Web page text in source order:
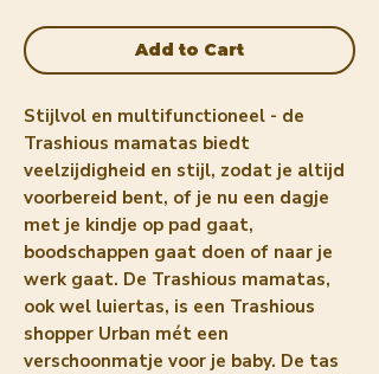
Add to Cart
Stijlvol en multifunctioneel - de
Trashious mamatas biedt
veelzijdigheid en stijl, zodat je altijd
voorbereid bent, of je nu een dagje
met je kindje op pad gaat,
boodschappen gaat doen of naar je
werk gaat. De Trashious mamatas,
ook wel luiertas, is een Trashious
shopper Urban mét een
verschoonmatje voor je baby. De tas